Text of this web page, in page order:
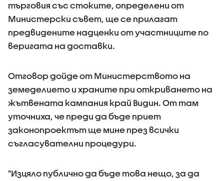
търговия със стоките, определени от
Министерски съвет, ще се прилагат
предвидените надценки от участниците по
веригата на доставки.
Отговор дойде от Министерството на
земеделието и храните при откриването на
жътвената кампания край Видин. От там
уточниха, че преди да бъде приет
законопроектът ще мине през всички
съгласувателни процедури.
"Изцяло публично да бъде това нещо, за да